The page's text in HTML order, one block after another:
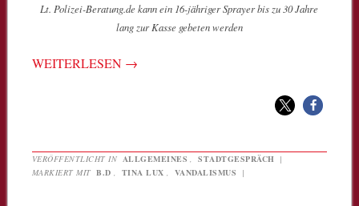
Lt. Polizei-Beratung.de kann ein 16-jähriger Sprayer bis zu 30 Jahre
lang zur Kasse gebeten werden
WEITERLESEN →
VERÖFFENTLICHT IN ALLGEMEINES , STADTGESPRÄCH |
MARKIERT MIT B.D , TINA LUX , VANDALISMUS |